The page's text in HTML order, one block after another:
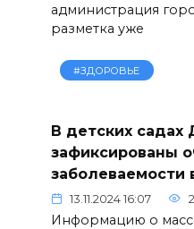
администрация
разметка уже
#ЗДОРОВЬЕ
В детских садах
зафиксированы
заболеваемости
13.11.2024 16:07
Информацию о